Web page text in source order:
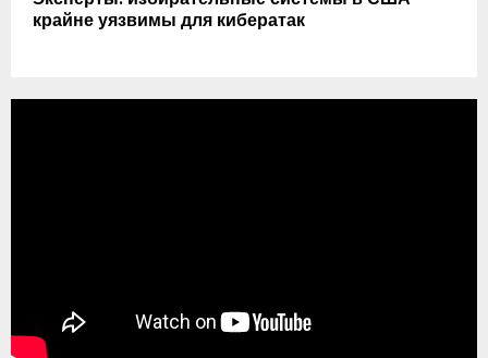
крайне уязвимы для кибератак